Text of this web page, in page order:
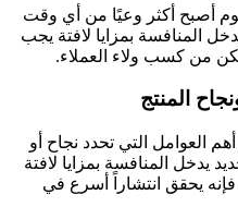
أصبح أكثر وعيًا من أي وقت
المنافسة بمزايا لافتة يجب
من كسب ولاء العملاء.
المنتج
العوامل التي تحدد نجاح أو
يدخل المنافسة بمزايا لافتة
يحقق انتشاراً أسرع في